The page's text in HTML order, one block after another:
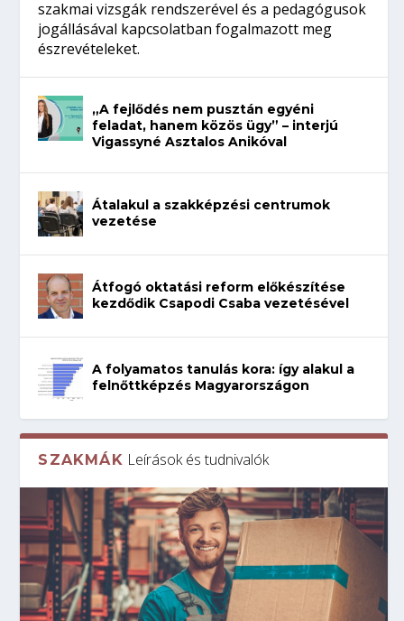
szakmai vizsgák rendszerével és a pedagógusok
jogállásával kapcsolatban fogalmazott meg
észrevételeket.
„A fejlődés nem pusztán egyéni
feladat, hanem közös ügy” – interjú
Vigassyné Asztalos Anikóval
Átalakul a szakképzési centrumok
vezetése
Átfogó oktatási reform előkészítése
kezdődik Csapodi Csaba vezetésével
A folyamatos tanulás kora: így alakul a
felnőttképzés Magyarországon
SZAKMÁK Leírások és tudnivalók